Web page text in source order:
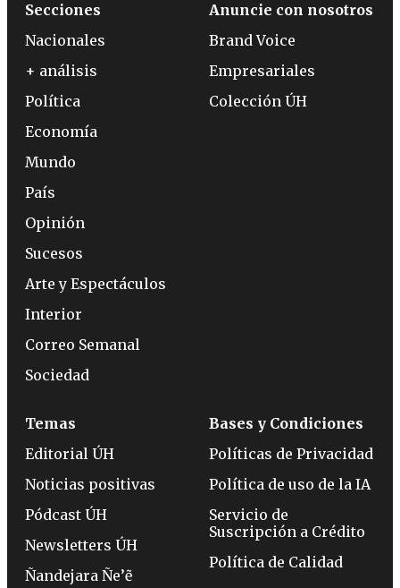
Secciones
Nacionales
+ análisis
Política
Economía
Mundo
País
Opinión
Sucesos
Arte y Espectáculos
Interior
Correo Semanal
Sociedad
Anuncie con nosotros
Brand Voice
Empresariales
Colección ÚH
Temas
Editorial ÚH
Noticias positivas
Pódcast ÚH
Newsletters ÚH
Ñandejara Ñe’ẽ
Bases y Condiciones
Políticas de Privacidad
Política de uso de la IA
Servicio de
Suscripción a Crédito
Política de Calidad